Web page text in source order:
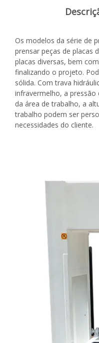
Os modelos da série de
prensar peças de placas
placas diversas, bem
finalizando o projeto.
sólida. Com trava
infravermelho, a pressão
da área de trabalho, a
trabalho podem ser
necessidades do cliente.